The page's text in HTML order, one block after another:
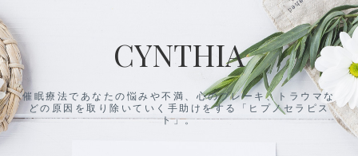
ン
テ
ン
ツ
に
ス
キ
CYNTHIA
催眠療法であなたの悩みや不満、心のブレーキ、トラウマな
どの原因を取り除いていく手助けをする「ヒプノセラピス
ト」。